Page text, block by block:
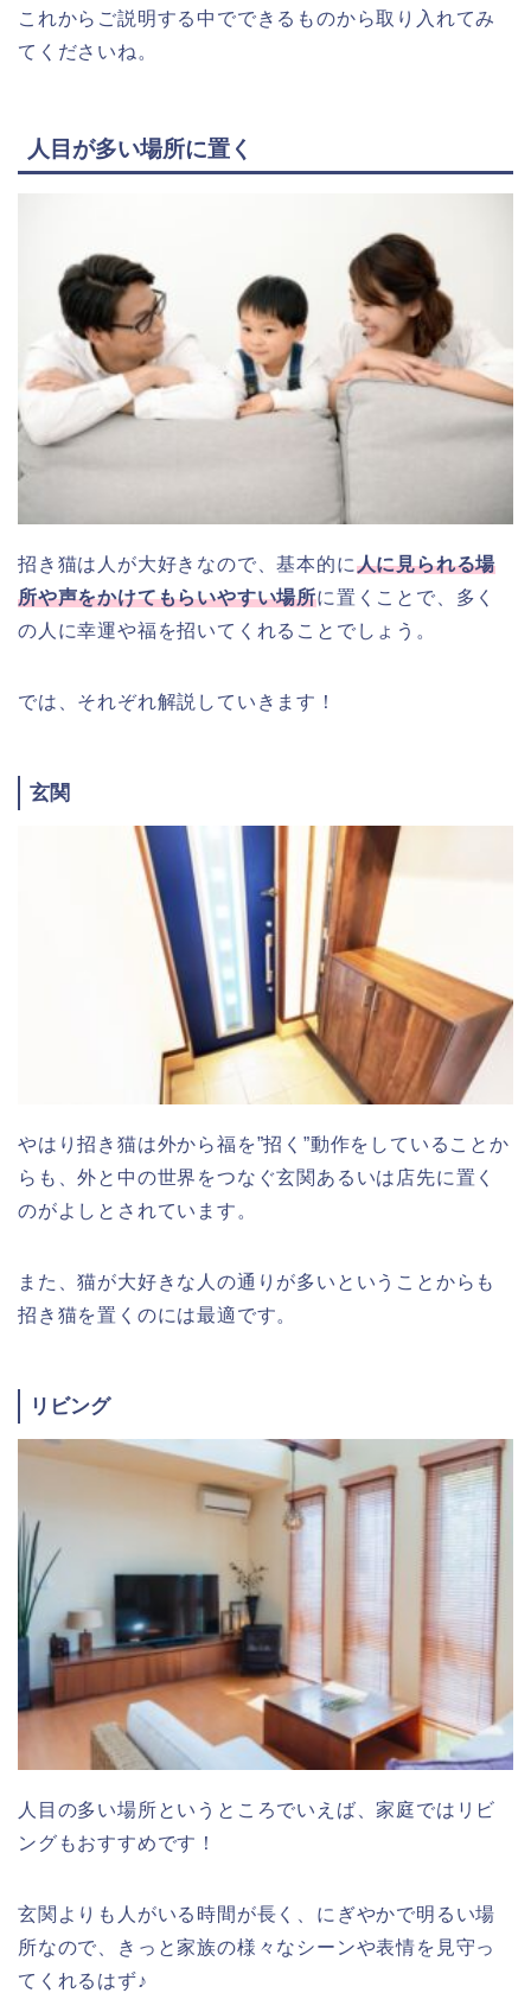
これからご説明する中でできるものから取り入れてみ
てくださいね。
人目が多い場所に置く
招き猫は人が大好きなので、基本的に人に見られる場
所や声をかけてもらいやすい場所に置くことで、多く
の人に幸運や福を招いてくれることでしょう。
では、それぞれ解説していきます！
玄関
やはり招き猫は外から福を”招く”動作をしていることか
らも、外と中の世界をつなぐ玄関あるいは店先に置く
のがよしとされています。
また、猫が大好きな人の通りが多いということからも
招き猫を置くのには最適です。
リビング
人目の多い場所というところでいえば、家庭ではリビ
ングもおすすめです！
玄関よりも人がいる時間が長く、にぎやかで明るい場
所なので、きっと家族の様々なシーンや表情を見守っ
てくれるはず♪